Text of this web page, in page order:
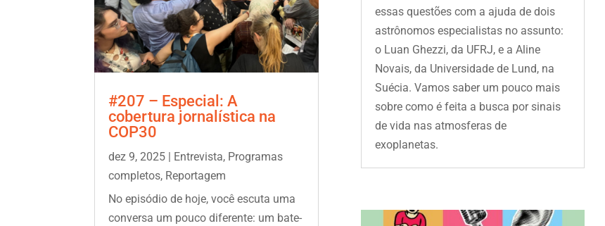
#207 – Especial: A
cobertura jornalística na
COP30
dez 9, 2025 | Entrevista, Programas
completos, Reportagem
No episódio de hoje, você escuta uma
conversa um pouco diferente: um bate-
essas questões com a ajuda de dois
astrônomos especialistas no assunto:
o Luan Ghezzi, da UFRJ, e a Aline
Novais, da Universidade de Lund, na
Suécia. Vamos saber um pouco mais
sobre como é feita a busca por sinais
de vida nas atmosferas de
exoplanetas.